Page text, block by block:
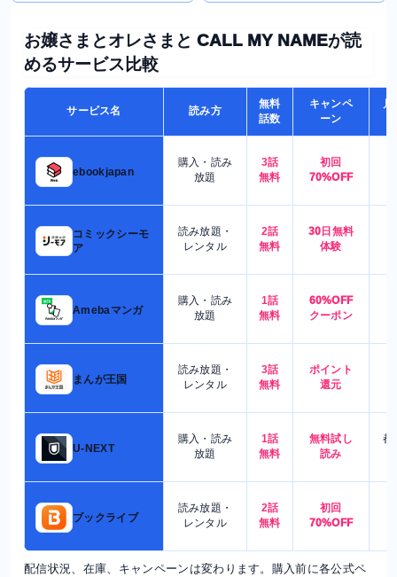
お嬢さまとオレさまと CALL MY NAMEが読
めるサービス比較
サービス名 読み方
無料
話数
キャンペ
ーン
月
ebookjapan
購入・読み
放題
3話
無料
初回
70%OFF
コミックシーモ
ア
読み放題・
レンタル
2話
無料
30日無料
体験
Amebaマンガ
購入・読み
放題
1話
無料
60%OFF
クーポン
まんが王国
読み放題・
レンタル
3話
無料
ポイント
還元
U-NEXT
購入・読み
放題
1話
無料
無料試し
読み
都
ブックライブ
読み放題・
レンタル
2話
無料
初回
70%OFF
配信状況、在庫、キャンペーンは変わります。購入前に各公式ペ